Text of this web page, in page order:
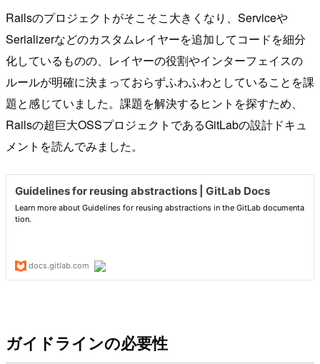
Railsのプロジェクトがそこそこ大きくなり、Serviceや
Serializerなどのカスタムレイヤーを追加してコードを細分
化しているものの、レイヤーの役割やインターフェイスの
ルールが明確に決まっておらずふわふわとしていることを課
題と感じていました。課題を解決するヒントを探すため、
Railsの超巨大OSSプロジェクトであるGitLabの設計ドキュ
メントを読んでみました。
ガイドラインの必要性